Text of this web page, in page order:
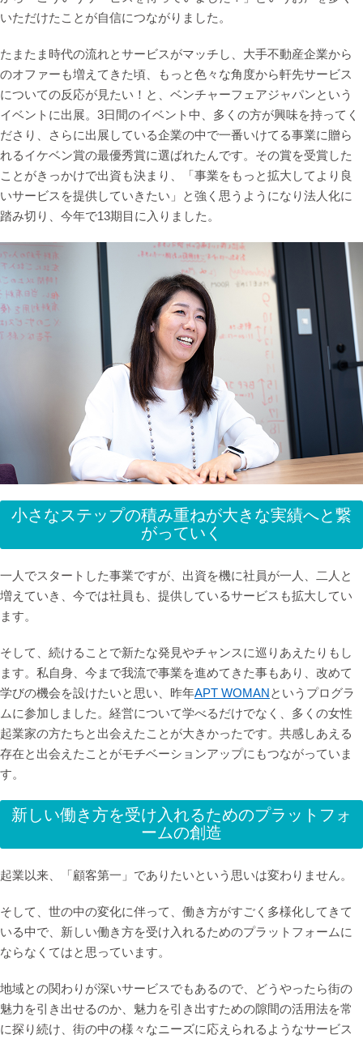
いただけたことが自信につながりました。
たまたま時代の流れとサービスがマッチし、大手不動産企業から
のオファーも増えてきた頃、もっと色々な角度から軒先サービス
についての反応が見たい！と、ベンチャーフェアジャパンという
イベントに出展。3日間のイベント中、多くの方が興味を持ってく
ださり、さらに出展している企業の中で一番いけてる事業に贈ら
れるイケベン賞の最優秀賞に選ばれたんです。その賞を受賞した
ことがきっかけで出資も決まり、「事業をもっと拡大してより良
いサービスを提供していきたい」と強く思うようになり法人化に
踏み切り、今年で13期目に入りました。
小さなステップの積み重ねが大きな実績へと繋
がっていく
一人でスタートした事業ですが、出資を機に社員が一人、二人と
増えていき、今では社員も、提供しているサービスも拡大してい
ます。
そして、続けることで新たな発見やチャンスに巡りあえたりもし
ます。私自身、今まで我流で事業を進めてきた事もあり、改めて
学びの機会を設けたいと思い、昨年APT WOMANというプログラ
ムに参加しました。経営について学べるだけでなく、多くの女性
起業家の方たちと出会えたことが大きかったです。共感しあえる
存在と出会えたことがモチベーションアップにもつながっていま
す。
新しい働き方を受け入れるためのプラットフォ
ームの創造
起業以来、「顧客第一」でありたいという思いは変わりません。
そして、世の中の変化に伴って、働き方がすごく多様化してきて
いる中で、新しい働き方を受け入れるためのプラットフォームに
ならなくてはと思っています。
地域との関わりが深いサービスでもあるので、どうやったら街の
魅力を引き出せるのか、魅力を引き出すための隙間の活用法を常
に探り続け、街の中の様々なニーズに応えられるようなサービス